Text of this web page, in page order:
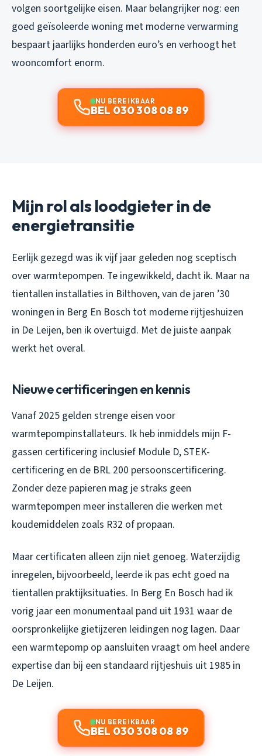
volgen soortgelijke eisen. Maar belangrijker nog: een
goed geïsoleerde woning met moderne verwarming
bespaart jaarlijks honderden euro’s en verhoogt het
wooncomfort enorm.
NU BEREIKBAAR
BEL 030 308 08 89
Mijn rol als loodgieter in de
energietransitie
Eerlijk gezegd was ik vijf jaar geleden nog sceptisch
over warmtepompen. Te ingewikkeld, dacht ik. Maar na
tientallen installaties in Bilthoven, van de jaren ’30
woningen in Berg En Bosch tot moderne rijtjeshuizen
in De Leijen, ben ik overtuigd. Met de juiste aanpak
werkt het overal.
Nieuwe certificeringen en kennis
Vanaf 2025 gelden strenge eisen voor
warmtepompinstallateurs. Ik heb inmiddels mijn F-
gassen certificering inclusief Module D, STEK-
certificering en de BRL 200 persoonscertificering.
Zonder deze papieren mag je straks geen
warmtepompen meer installeren die werken met
koudemiddelen zoals R32 of propaan.
Maar certificaten alleen zijn niet genoeg. Waterzijdig
inregelen, bijvoorbeeld, leerde ik pas echt goed na
tientallen praktijksituaties. In Berg En Bosch had ik
vorig jaar een monumentaal pand uit 1931 waar de
oorspronkelijke gietijzeren leidingen nog lagen. Daar
een warmtepomp op aansluiten vraagt om heel andere
expertise dan bij een standaard rijtjeshuis uit 1985 in
De Leijen.
NU BEREIKBAAR
BEL 030 308 08 89